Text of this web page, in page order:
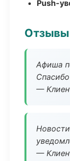
Push-
Отзывы
Афиша
—
—